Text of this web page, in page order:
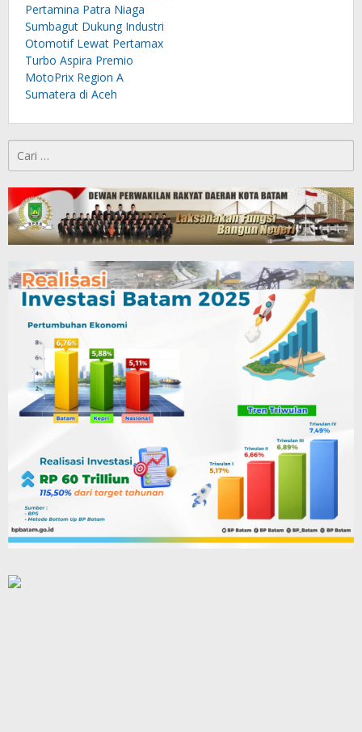
Pertamina Patra Niaga
Sumbagut Dukung Industri
Otomotif Lewat Pertamax
Turbo Aspira Premio
MotoPrix Region A
Sumatera di Aceh
untuk: